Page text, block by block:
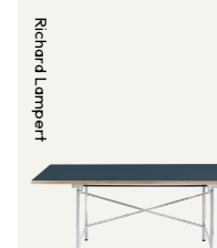
Richard Lampert